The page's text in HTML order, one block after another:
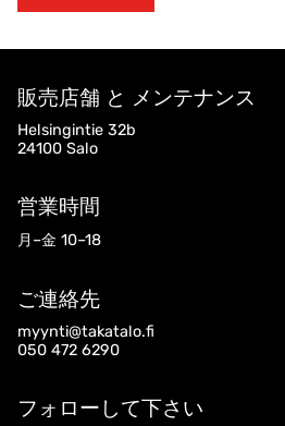
販売店舗 と メンテナンス
Helsingintie 32b
24100 Salo
営業時間
月–金 10–18
ご連絡先
myynti@takatalo.fi
050 472 6290
フォローして下さい